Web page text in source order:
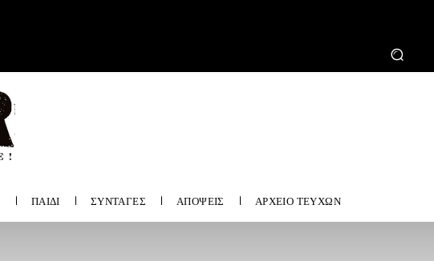
ΠΑΙΔΙ ΣΥΝΤΑΓΕΣ ΑΠΟΨΕΙΣ ΑΡΧΕΙΟ ΤΕΥΧΩΝ